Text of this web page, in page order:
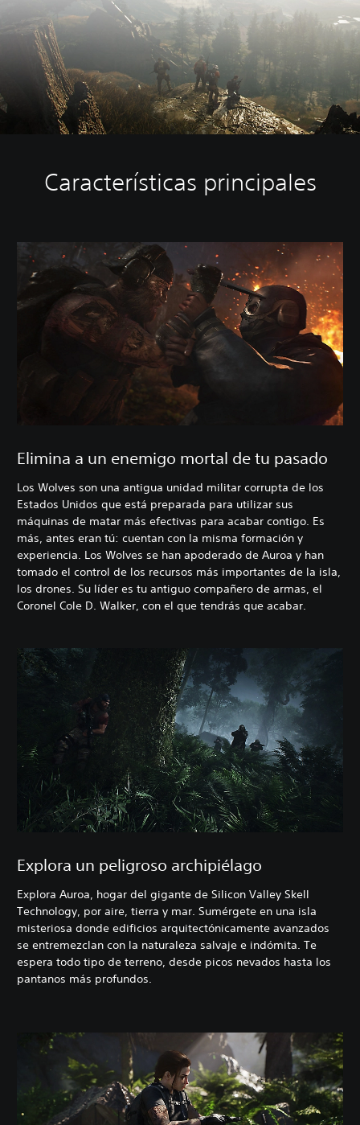
Características principales
Elimina a un enemigo mortal de tu pasado
Los Wolves son una antigua unidad militar corrupta de los
Estados Unidos que está preparada para utilizar sus
máquinas de matar más efectivas para acabar contigo. Es
más, antes eran tú: cuentan con la misma formación y
experiencia. Los Wolves se han apoderado de Auroa y han
tomado el control de los recursos más importantes de la isla,
los drones. Su líder es tu antiguo compañero de armas, el
Coronel Cole D. Walker, con el que tendrás que acabar.
Explora un peligroso archipiélago
Explora Auroa, hogar del gigante de Silicon Valley Skell
Technology, por aire, tierra y mar. Sumérgete en una isla
misteriosa donde edificios arquitectónicamente avanzados
se entremezclan con la naturaleza salvaje e indómita. Te
espera todo tipo de terreno, desde picos nevados hasta los
pantanos más profundos.